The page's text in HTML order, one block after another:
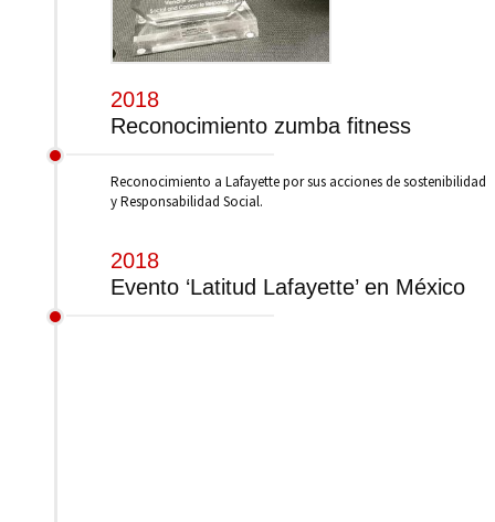
2018
Reconocimiento zumba fitness
Reconocimiento a Lafayette por sus acciones de sostenibilidad
y Responsabilidad Social.
2018
Evento ‘Latitud Lafayette’ en México